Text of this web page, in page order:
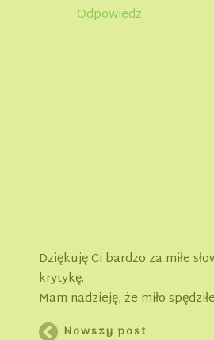
Odpowiedz
Dziękuję Ci bardzo za miłe
krytykę.
Mam nadzieję, że miło
Nowszy post